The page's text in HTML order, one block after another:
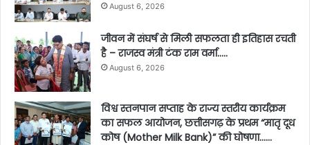
August 6, 2026
जीवन में संघर्ष से मिली सफलता ही इतिहास रचती
है – राजस्व मंत्री टंक राम वर्मा…..
August 6, 2026
विश्व स्तनपान सप्ताह के राज्य स्तरीय कार्यक्रम
का सफल आयोजन, छत्तीसगढ़ के प्रथम “मातृ दूध
कोष (Mother Milk Bank)” की घोषणा……